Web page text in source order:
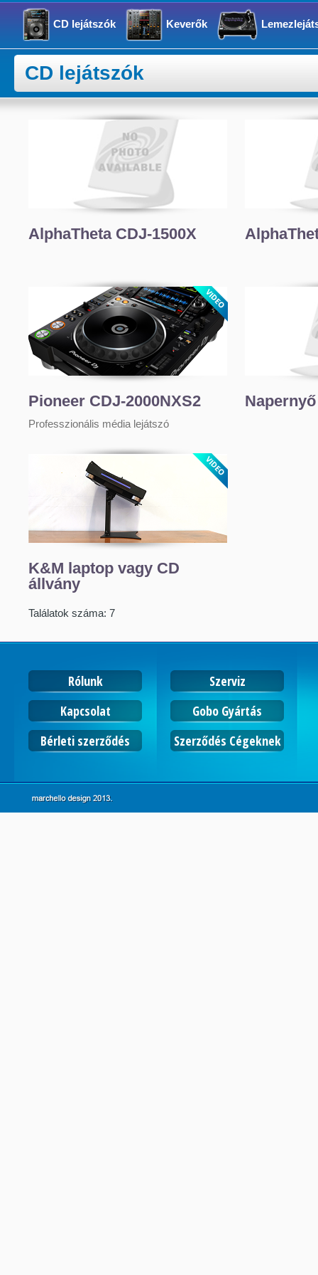
CD lejátszók Keverők
CD lejátszók
AlphaTheta CDJ-1500X
Pioneer CDJ-2000NXS2
Professzionális média lejátszó
K&M laptop vagy CD
állvány
Találatok száma: 7
Rólunk
Kapcsolat
Bérleti szerződés
Szerviz
Gobo Gyártás
Szerződés Cégeknek